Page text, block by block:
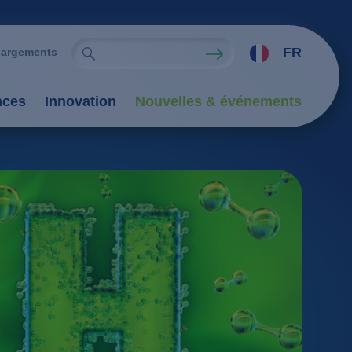
FR
/ sédimentation
Innovation Nouvelles & événements